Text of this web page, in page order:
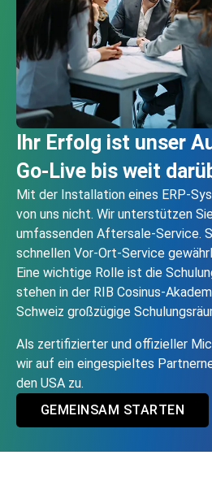
Ihr Erfolg ist unser
Go‑Live bis weit
Mit der Installation eines ERP-
von uns nicht. Wir unterstützen
umfassenden Aftersale-Service.
schnellen Vor-Ort-Service
Eine wichtige Rolle ist die
stehen in der RIB Cosinus-
Schweiz großzügige
Als zertifizierter und offizieller
wir auf ein eingespieltes
den USA zu.
GEMEINSAM STARTEN